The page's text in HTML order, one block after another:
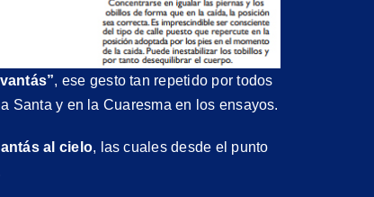
, ese gesto tan repetido por todos
Santa y en la Cuaresma en los ensayos.
al cielo, las cuales desde el punto